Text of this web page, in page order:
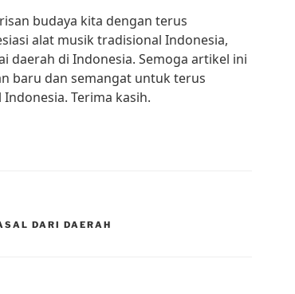
budaya kita dengan terus
alat musik tradisional Indonesia,
daerah di Indonesia. Semoga artikel ini
baru dan semangat untuk terus
Terima kasih.
DARI DAERAH